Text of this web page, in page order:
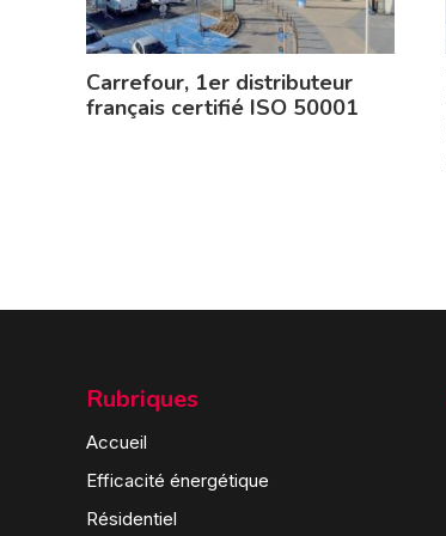
Carrefour, 1er distributeur
français certifié ISO 50001
Rubriques
Accueil
Efficacité énergétique
Résidentiel